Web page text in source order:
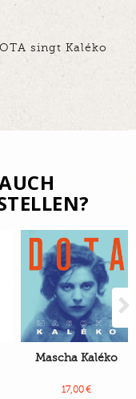
singt Kaléko
Mascha Kaléko
17,00 €